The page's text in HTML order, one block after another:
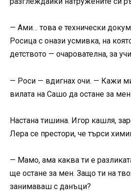
— Ами… това е технически
Росица с онази усмивка, на
детството — очарователна, за
— Роси — вдигнах очи. — Кажи
вилата на Сашо да остане за мен
Настана тишина. Игор кашля,
Лера се престори, че търси
— Мамо, ама каква ти е
ще остане за мен. Защо ти на
занимаваш с данъци?